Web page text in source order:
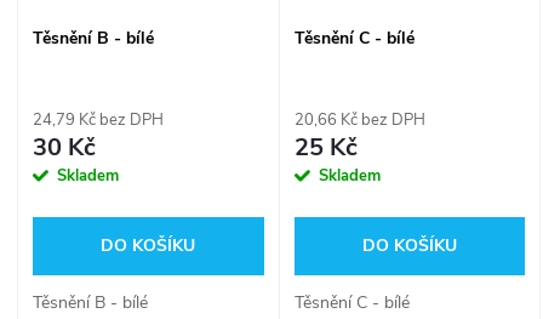
p
o
s
o
d
Těsnění B - bílé
24,79 Kč bez DPH
30 Kč
Skladem
DO KOŠÍKU
Těsnění B - bílé
Těsnění C - bílé
20,66 Kč bez DPH
25 Kč
Skladem
DO KOŠÍKU
Těsnění C - bílé